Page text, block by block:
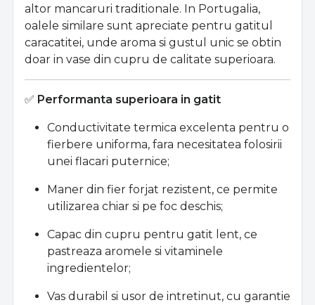
altor mancaruri traditionale. In Portugalia,
oalele similare sunt apreciate pentru gatitul
caracatitei, unde aroma si gustul unic se obtin
doar in vase din cupru de calitate superioara.
✅ Performanta superioara in gatit
Conductivitate termica excelenta pentru o
fierbere uniforma, fara necesitatea folosirii
unei flacari puternice;
Maner din fier forjat rezistent, ce permite
utilizarea chiar si pe foc deschis;
Capac din cupru pentru gatit lent, ce
pastreaza aromele si vitaminele
ingredientelor;
Vas durabil si usor de intretinut, cu garantie